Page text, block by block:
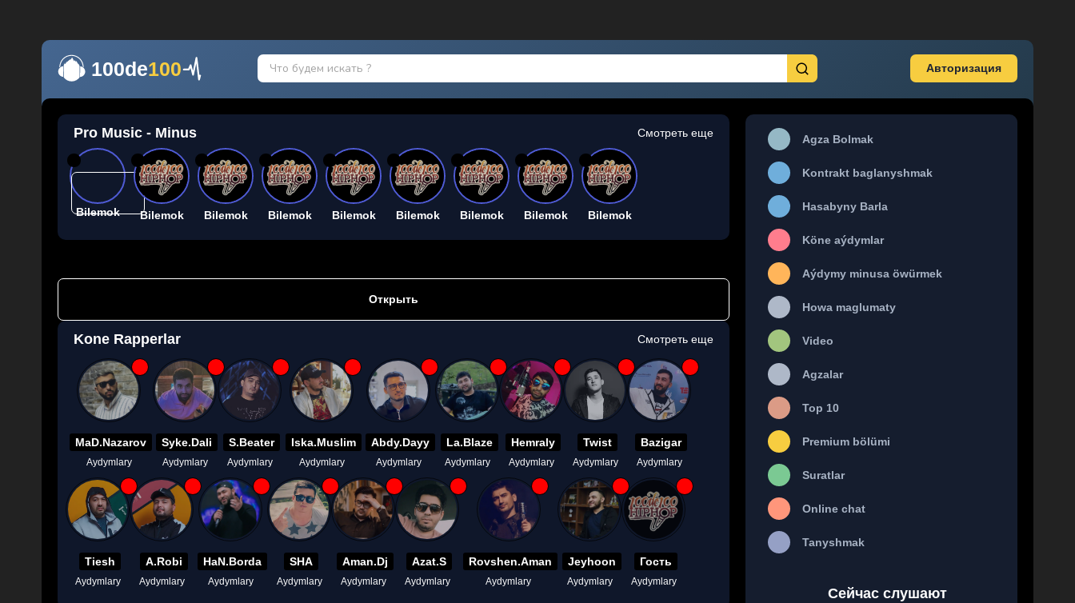
100de100 Авторизация
Pro Music - Minus Смотреть еще
Bilemok Bilemok Bilemok Bilemok Bilemok Bilemok Bilemok Bilemok Bilemok
Открыть
Kone Rapperlar Смотреть еще
MaD.Nazarov
Aydymlary
Syke.Dali
Aydymlary
S.Beater
Aydymlary
Iska.Muslim
Aydymlary
Abdy.Dayy
Aydymlary
La.Blaze
Aydymlary
Hemraly
Aydymlary
Twist
Aydymlary
Bazigar
Aydymlary
Tiesh
Aydymlary
A.Robi
Aydymlary
HaN.Borda
Aydymlary
SHA
Aydymlary
Aman.Dj
Aydymlary
Azat.S
Aydymlary
Rovshen.Aman
Aydymlary
Jeyhoon
Aydymlary
Гость
Aydymlary
Agza Bolmak
Kontrakt baglanyshmak
Hasabyny Barla
Köne aýdymlar
Aýdymy minusa öwürmek
Howa maglumaty
Video
Agzalar
Top 10
Premium bölümi
Suratlar
Online chat
Tanyshmak
Сейчас слушают